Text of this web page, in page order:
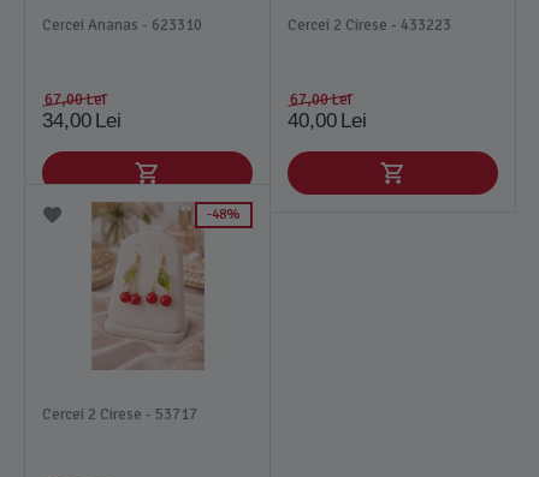
Cercei Ananas - 623310
67,00Lei
34,00 Lei
Cercei 2 Cirese - 433223
67,00Lei
40,00 Lei
48%
Cercei 2 Cirese - 53717